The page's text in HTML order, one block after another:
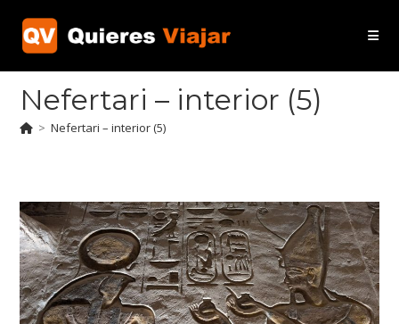
contenido
Nefertari – interior (5)
> Nefertari – interior (5)